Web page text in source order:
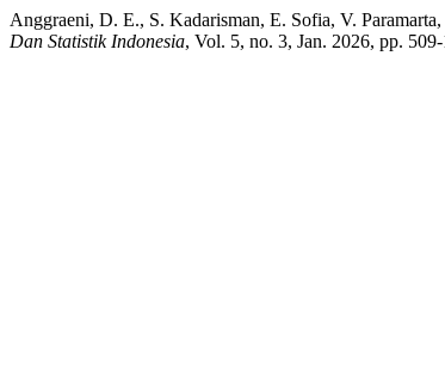
Anggraeni, D. E., S. Kadarisman, E. Sofia, V.
Dan Statistik Indonesia, Vol. 5, no. 3, Jan. 2026, pp.